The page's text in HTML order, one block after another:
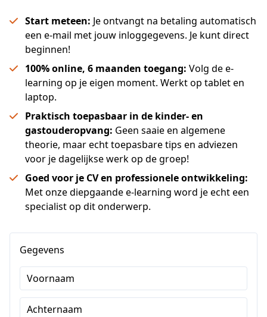
Start meteen: Je ontvangt na betaling automatisch
een e-mail met jouw inloggegevens. Je kunt direct
beginnen!
100% online, 6 maanden toegang: Volg de e-
learning op je eigen moment. Werkt op tablet en
laptop.
Praktisch toepasbaar in de kinder- en
gastouderopvang: Geen saaie en algemene
theorie, maar echt toepasbare tips en adviezen
voor je dagelijkse werk op de groep!
Goed voor je CV en professionele ontwikkeling:
Met onze diepgaande e-learning word je echt een
specialist op dit onderwerp.
Gegevens
Voornaam
Achternaam